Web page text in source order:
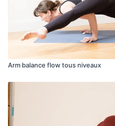
Arm balance flow tous niveaux